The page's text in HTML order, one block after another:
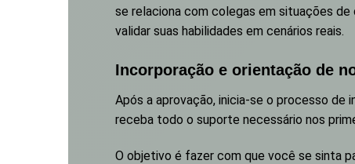
se relaciona com colegas em situações
validar suas habilidades em cenários reais.
Incorporação e orientação de
Após a aprovação, inicia-se o processo
receba todo o suporte necessário nos
O objetivo é fazer com que você se sinta